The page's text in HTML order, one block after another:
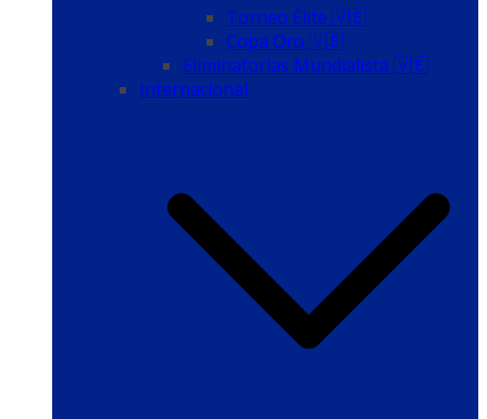
Torneo Élite 🇻🇪
Copa Oro 🇻🇪
Eliminatorias Mundialista 🇻🇪
Internacional